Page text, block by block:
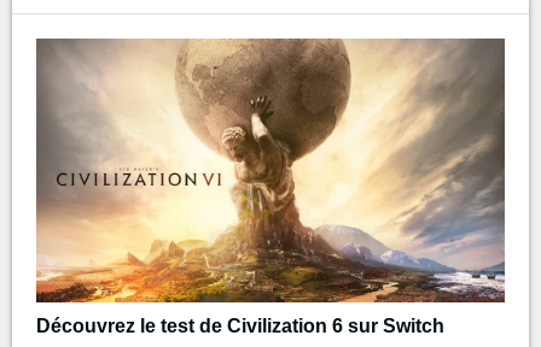
Découvrez le test de Civilization 6 sur Switch